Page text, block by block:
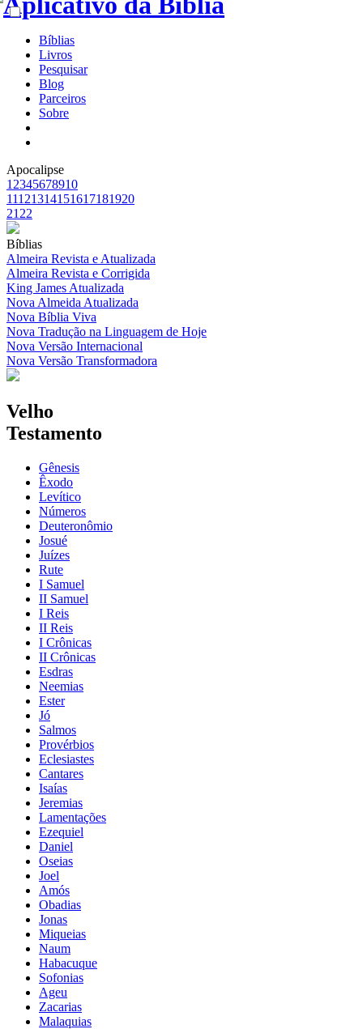
Bíblias
Livros
Pesquisar
Blog
Parceiros
Sobre
Apocalipse
1 2345678910
11121314151617181920
21 22
Bíblias
Almeira Revista e Atualizada
Almeira Revista e Corrigida
King James Atualizada
Nova Almeida Atualizada
Nova Bíblia Viva
Nova Tradução na Linguagem de Hoje
Nova Versão Internacional
Nova Versão Transformadora
Velho
Testamento
Gênesis
Êxodo
Levítico
Números
Deuteronômio
Josué
Juízes
Rute
I Samuel
II Samuel
I Reis
II Reis
I Crônicas
II Crônicas
Esdras
Neemias
Ester
Jó
Salmos
Provérbios
Eclesiastes
Cantares
Isaías
Jeremias
Lamentações
Ezequiel
Daniel
Oseias
Joel
Amós
Obadias
Jonas
Miqueias
Naum
Habacuque
Sofonias
Ageu
Zacarias
Malaquias